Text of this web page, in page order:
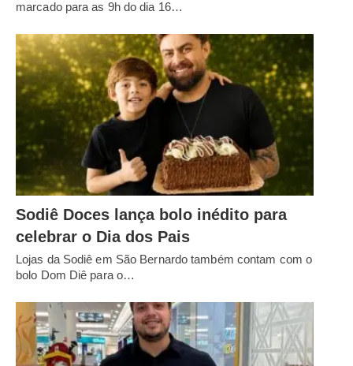
marcado para as 9h do dia 16…
Sodiê Doces lança bolo inédito para
celebrar o Dia dos Pais
Lojas da Sodiê em São Bernardo também contam com o
bolo Dom Diê para o…